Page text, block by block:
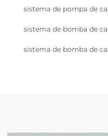
sistema de pompa de
sistema de bomba de
sistema de bomba de